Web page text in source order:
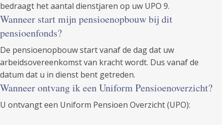
bedraagt het aantal dienstjaren op uw UPO 9.
Wanneer start mijn pensioenopbouw bij dit
pensioenfonds?
De pensioenopbouw start vanaf de dag dat uw
arbeidsovereenkomst van kracht wordt. Dus vanaf de
datum dat u in dienst bent getreden.
Wanneer ontvang ik een Uniform Pensioenoverzicht?
U ontvangt een Uniform Pensioen Overzicht (UPO):